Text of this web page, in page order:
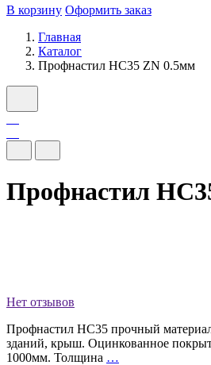
В корзину Оформить заказ
Главная
Каталог
Профнастил НС35 ZN 0.5мм
Профнастил
Нет отзывов
Профнастил HС35 прочный
зданий, крыш. Оцинкованное
1000мм. Толщина …